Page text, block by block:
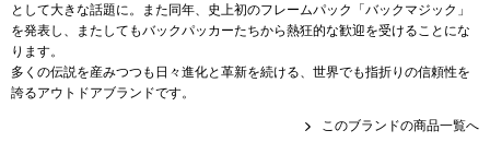
手袋
ベルト
として大きな話題に。また同年、史上初のフレームパック「バックマジック」
を発表し、またしてもバックパッカーたちから熱狂的な歓迎を受けることにな
ります。
多くの伝説を産みつつも日々進化と革新を続ける、世界でも指折りの信頼性を
誇るアウトドアブランドです。
このブランドの商品一覧へ